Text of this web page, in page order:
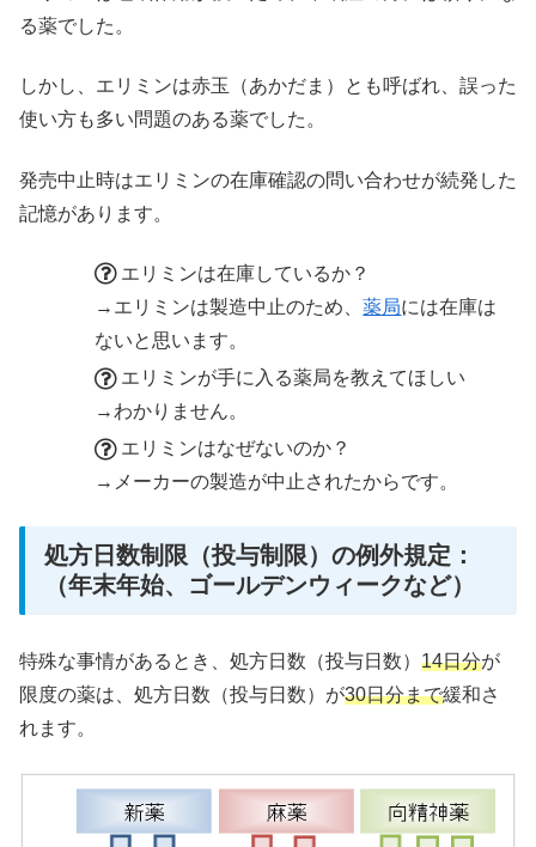
る薬でした。
しかし、エリミンは赤玉（あかだま）とも呼ばれ、誤った
使い方も多い問題のある薬でした。
発売中止時はエリミンの在庫確認の問い合わせが続発した
記憶があります。
エリミンは在庫しているか？
→エリミンは製造中止のため、薬局には在庫は
ないと思います。
エリミンが手に入る薬局を教えてほしい
→わかりません。
エリミンはなぜないのか？
→メーカーの製造が中止されたからです。
処方日数制限（投与制限）の例外規定：
（年末年始、ゴールデンウィークなど）
特殊な事情があるとき、処方日数（投与日数） 14日分が
限度の薬は、処方日数（投与日数）が30日分まで緩和さ
れます。